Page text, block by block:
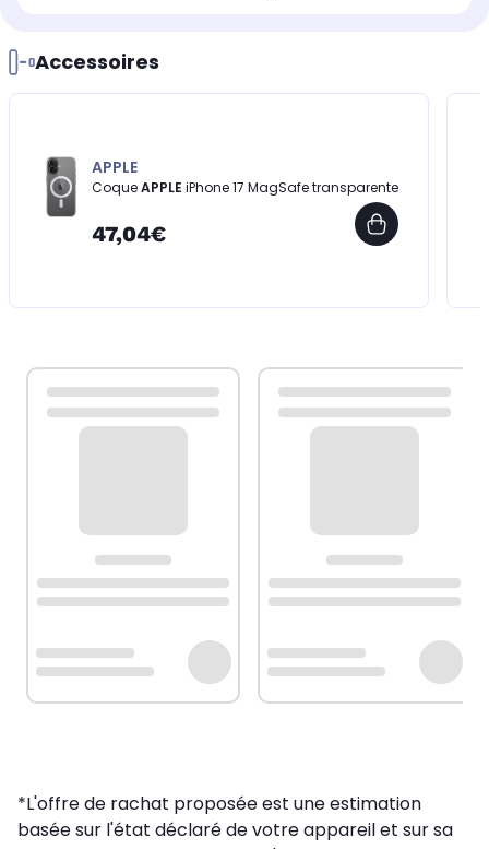
Accessoires
APPLE
CoqueAPPLE iPhone 17 MagSafe transparente
47,04€
*L'offre de rachat proposée est une estimation
basée sur l'état déclaré de votre appareil et sur sa